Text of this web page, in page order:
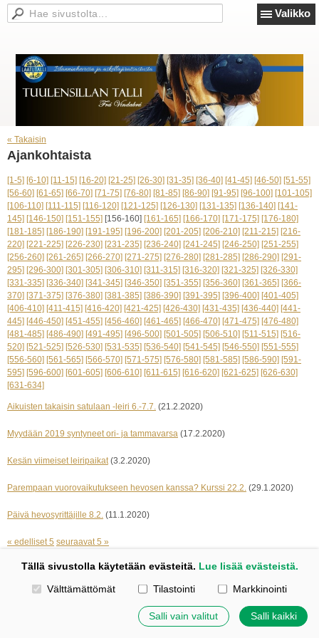
Valikko
« Takaisin
Ajankohtaista
[1-5] [6-10] [11-15] [16-20] [21-25] [26-30] [31-35] [36-40] [41-45] [46-50] [51-55]
[56-60] [61-65] [66-70] [71-75] [76-80] [81-85] [86-90] [91-95] [96-100] [101-105]
[106-110] [111-115] [116-120] [121-125] [126-130] [131-135] [136-140] [141-
145] [146-150] [151-155] [156-160] [161-165] [166-170] [171-175] [176-180]
[181-185] [186-190] [191-195] [196-200] [201-205] [206-210] [211-215] [216-
220] [221-225] [226-230] [231-235] [236-240] [241-245] [246-250] [251-255]
[256-260] [261-265] [266-270] [271-275] [276-280] [281-285] [286-290] [291-
295] [296-300] [301-305] [306-310] [311-315] [316-320] [321-325] [326-330]
[331-335] [336-340] [341-345] [346-350] [351-355] [356-360] [361-365] [366-
370] [371-375] [376-380] [381-385] [386-390] [391-395] [396-400] [401-405]
[406-410] [411-415] [416-420] [421-425] [426-430] [431-435] [436-440] [441-
445] [446-450] [451-455] [456-460] [461-465] [466-470] [471-475] [476-480]
[481-485] [486-490] [491-495] [496-500] [501-505] [506-510] [511-515] [516-
520] [521-525] [526-530] [531-535] [536-540] [541-545] [546-550] [551-555]
[556-560] [561-565] [566-570] [571-575] [576-580] [581-585] [586-590] [591-
595] [596-600] [601-605] [606-610] [611-615] [616-620] [621-625] [626-630]
[631-634]
Aikuisten takaisin satulaan -leiri 6.-7.7. (21.2.2020)
Myydään 2019 syntyneet ori- ja tammavarsa (17.2.2020)
Kesän viimeiset leiripaikat (3.2.2020)
Parempaan vuorovaikutukseen hevosen kanssa? Kurssi 22.2. (29.1.2020)
Päivä hevosyrittäjille 8.2. (11.1.2020)
« edelliset 5 seuraavat 5 »
Tehty Yhdistysavaimella |Evästeet
Tällä sivustolla käytetään evästeitä. Lue lisää evästeistä.
Valitse käytettävät evästeet
Välttämättömät Tilastointi Markkinointi
Salli vain valitut Salli kaikki